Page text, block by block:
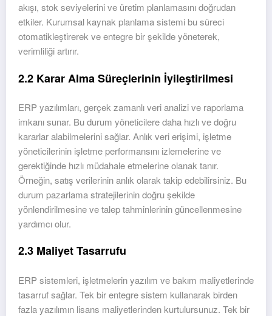
akışı, stok seviyelerini ve üretim planlamasını doğrudan
etkiler. Kurumsal kaynak planlama sistemi bu süreci
otomatikleştirerek ve entegre bir şekilde yöneterek,
verimliliği artırır.
2.2 Karar Alma Süreçlerinin İyileştirilmesi
ERP yazılımları, gerçek zamanlı veri analizi ve raporlama
imkanı sunar. Bu durum yöneticilere daha hızlı ve doğru
kararlar alabilmelerini sağlar. Anlık veri erişimi, işletme
yöneticilerinin işletme performansını izlemelerine ve
gerektiğinde hızlı müdahale etmelerine olanak tanır.
Örneğin, satış verilerinin anlık olarak takip edebilirsiniz. Bu
durum pazarlama stratejilerinin doğru şekilde
yönlendirilmesine ve talep tahminlerinin güncellenmesine
yardımcı olur.
2.3 Maliyet Tasarrufu
ERP sistemleri, işletmelerin yazılım ve bakım maliyetlerinde
tasarruf sağlar. Tek bir entegre sistem kullanarak birden
fazla yazılımın lisans maliyetlerinden kurtulursunuz. Tek bir